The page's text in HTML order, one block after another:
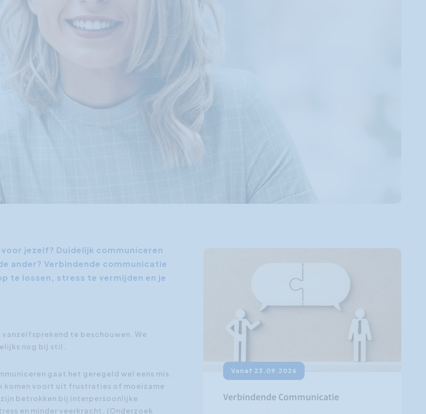
Social Media Training
HR opleidingen
jezelf? Duidelijk communiceren
ander? Verbindende communicatie
te lossen, stress te vermijden en je
te beschouwen. We
nog bij stil.
gaat het geregeld wel eens mis.
komen voort uit frustraties of moeizame
betrokken bij interpersoonlijke
en minder veerkracht. (Onderzoek
Vanaf 21.09.2026
Assertiviteitstraining - Assertief
communiceren
Verbindende